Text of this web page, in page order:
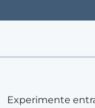
Experimente